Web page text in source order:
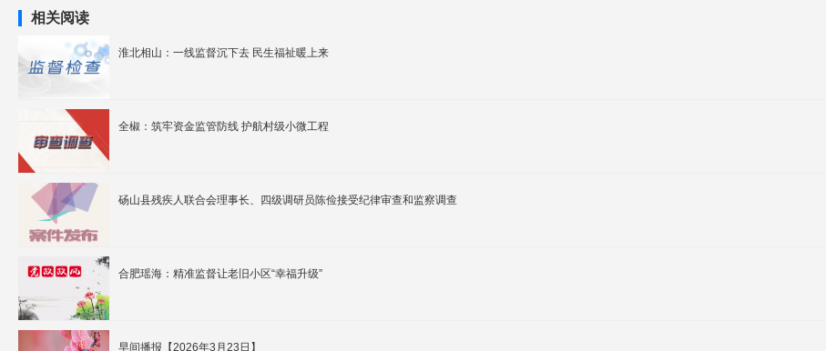
相关阅读
淮北相山：一线监督沉下去 民生福祉暖上来
全椒：筑牢资金监管防线 护航村级小微工程
砀山县残疾人联合会理事长、四级调研员陈俭接受纪律审查和监察调查
合肥瑶海：精准监督让老旧小区“幸福升级”
早间播报【2026年3月23日】